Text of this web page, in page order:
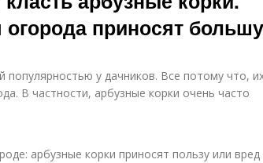
приносят
у дачников. Все потому что,
В частности, арбузные корки очень часто
арбузные корки приносят пользу или вред